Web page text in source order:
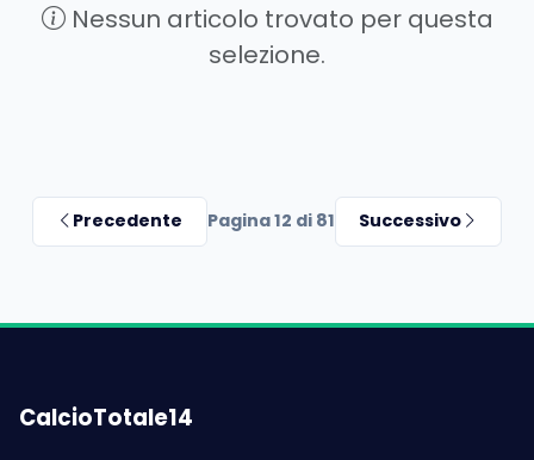
Nessun articolo trovato per questa
selezione.
Precedente Pagina 12 di 81 Successivo
CalcioTotale14